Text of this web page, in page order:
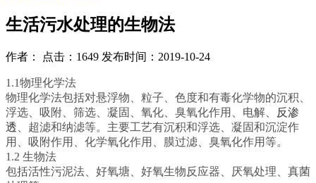
生活污水处理的生物法
作者： 点击：1649 发布时间：2019-10-24
1.1物理化学法
物理化学法包括对悬浮物、粒子、色度和有毒化学物的沉积、
浮选、吸附、筛选、凝固、氧化、臭氧化作用、电解、
反渗
透 、超滤和纳滤等。主要工艺有沉积和浮选、凝固和沉淀作
用、吸附作用、化学氧化作用、膜过滤、臭氧化作用等。
1.2 生物法
包括活性污泥法、好氧塘、好氧生物反应器、厌氧处理、真菌